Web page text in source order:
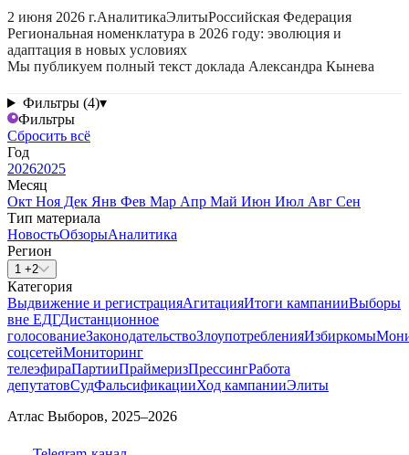
2 июня 2026 г.АналитикаЭлитыРоссийская Федерация
Региональная номенклатура в 2026 году: эволюция и
адаптация в новых условиях
Мы публикуем полный текст доклада Александра Кынева
Фильтры (4)▾
Фильтры
Сбросить всё
Год
20262025
Месяц
Окт Ноя Дек Янв Фев Мар Апр Май Июн Июл Авг Сен
Тип материала
НовостьОбзорыАналитика
Регион
1 +2
Категория
Выдвижение и регистрацияАгитацияИтоги кампанииВыборы
вне ЕДГДистанционное
голосованиеЗаконодательствоЗлоупотребленияИзбиркомы
соцсетейМониторинг
телеэфираПартииПраймеризПрессингРабота
депутатовСудФальсификацииХод кампанииЭлиты
Атлас Выборов, 2025–2026